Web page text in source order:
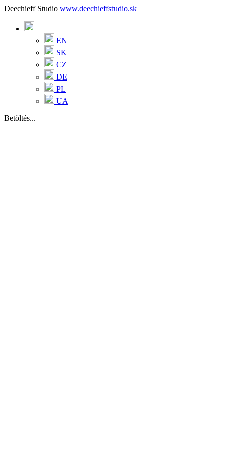
Deechieff Studio www.deechieffstudio.sk
EN
SK
CZ
DE
PL
UA
Betöltés...